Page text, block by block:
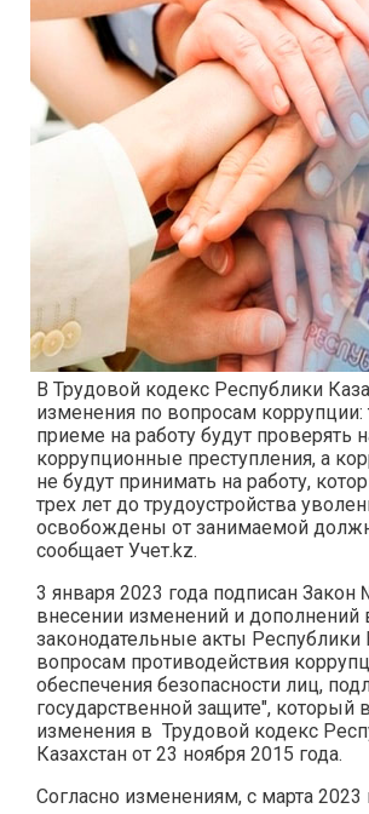
В Трудовой кодекс Республики
изменения по вопросам коррупции:
приеме на работу будут проверять
коррупционные преступления, а
не будут принимать на работу,
трех лет до трудоустройства
освобождены от занимаемой
сообщает Учет.kz.
3 января 2023 года подписан
внесении изменений и дополнений
законодательные акты Республики
вопросам противодействия
обеспечения безопасности лиц,
государственной защите", который
изменения в Трудовой кодекс
Казахстан от 23 ноября 2015 года.
Согласно изменениям, с марта 2023